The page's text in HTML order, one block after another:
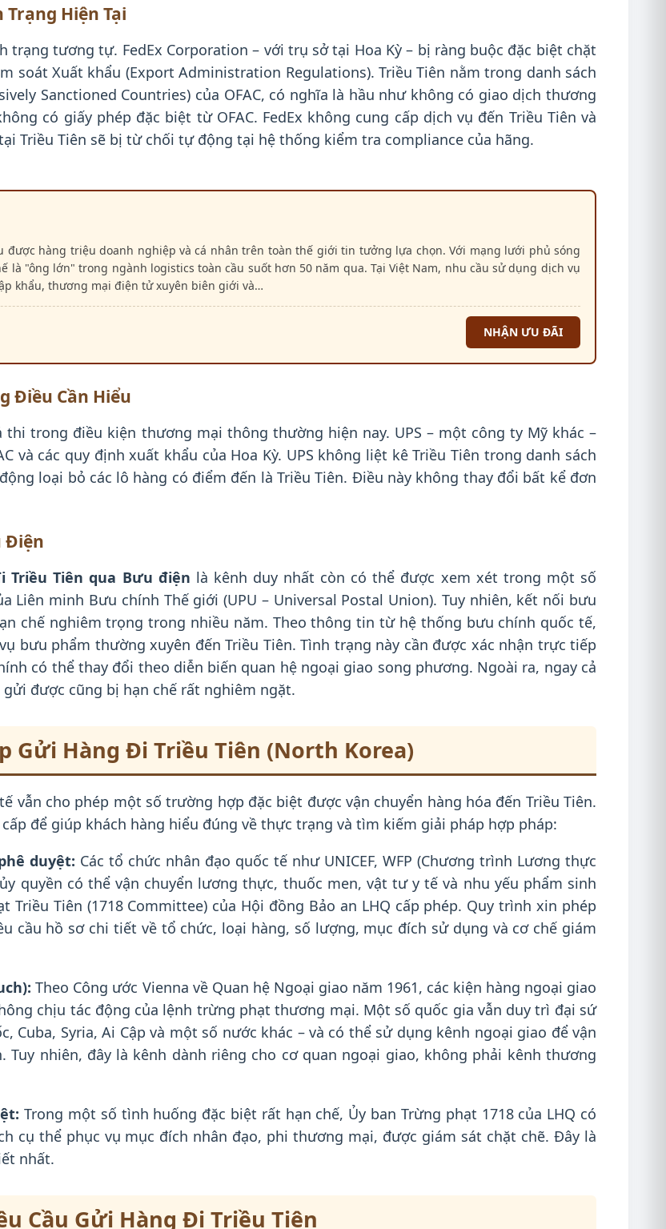
Trạng Hiện Tại
tương tự. FedEx Corporation – với trụ sở tại Hoa Kỳ – bị ràng buộc đặc biệt chặt
soát Xuất khẩu (Export Administration Regulations). Triều Tiên nằm trong danh sách
Sanctioned Countries) của OFAC, có nghĩa là hầu như không có giao dịch thương
có giấy phép đặc biệt từ OFAC. FedEx không cung cấp dịch vụ đến Triều Tiên và
Triều Tiên sẽ bị từ chối tự động tại hệ thống kiểm tra compliance của hãng.
được hàng triệu doanh nghiệp và cá nhân trên toàn thế giới tin tưởng lựa chọn. Với mạng lưới phủ sóng
là "ông lớn" trong ngành logistics toàn cầu suốt hơn 50 năm qua. Tại Việt Nam, nhu cầu sử dụng dịch vụ
khẩu, thương mại điện tử xuyên biên giới và…
NHẬN ƯU ĐÃI
Điều Cần Hiểu
thi trong điều kiện thương mại thông thường hiện nay. UPS – một công ty Mỹ khác –
và các quy định xuất khẩu của Hoa Kỳ. UPS không liệt kê Triều Tiên trong danh sách
loại bỏ các lô hàng có điểm đến là Triều Tiên. Điều này không thay đổi bất kể đơn
Điện
Triều Tiên qua Bưu điện là kênh duy nhất còn có thể được xem xét trong một số
Liên minh Bưu chính Thế giới (UPU – Universal Postal Union). Tuy nhiên, kết nối bưu
chế nghiêm trọng trong nhiều năm. Theo thông tin từ hệ thống bưu chính quốc tế,
bưu phẩm thường xuyên đến Triều Tiên. Tình trạng này cần được xác nhận trực tiếp
có thể thay đổi theo diễn biến quan hệ ngoại giao song phương. Ngoài ra, ngay cả
được cũng bị hạn chế rất nghiêm ngặt.
Hàng Đi Triều Tiên (North Korea)
vẫn cho phép một số trường hợp đặc biệt được vận chuyển hàng hóa đến Triều Tiên.
để giúp khách hàng hiểu đúng về thực trạng và tìm kiếm giải pháp hợp pháp:
duyệt: Các tổ chức nhân đạo quốc tế như UNICEF, WFP (Chương trình Lương thực
quyền có thể vận chuyển lương thực, thuốc men, vật tư y tế và nhu yếu phẩm sinh
Tiên (1718 Committee) của Hội đồng Bảo an LHQ cấp phép. Quy trình xin phép
cầu hồ sơ chi tiết về tổ chức, loại hàng, số lượng, mục đích sử dụng và cơ chế giám
Theo Công ước Vienna về Quan hệ Ngoại giao năm 1961, các kiện hàng ngoại giao
chịu tác động của lệnh trừng phạt thương mại. Một số quốc gia vẫn duy trì đại sứ
Cuba, Syria, Ai Cập và một số nước khác – và có thể sử dụng kênh ngoại giao để vận
nhiên, đây là kênh dành riêng cho cơ quan ngoại giao, không phải kênh thương
Trong một số tình huống đặc biệt rất hạn chế, Ủy ban Trừng phạt 1718 của LHQ có
cụ thể phục vụ mục đích nhân đạo, phi thương mại, được giám sát chặt chẽ. Đây là
nhất.
Cầu Gửi Hàng Đi Triều Tiên